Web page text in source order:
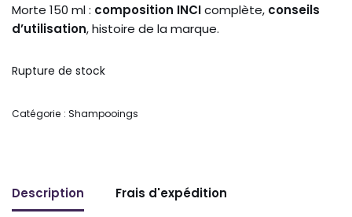
Morte 150 ml : composition INCIcomplète, conseils
d’utilisation, histoire de la marque.
Rupture de stock
Catégorie : Shampooings
Description
Frais d'expédition